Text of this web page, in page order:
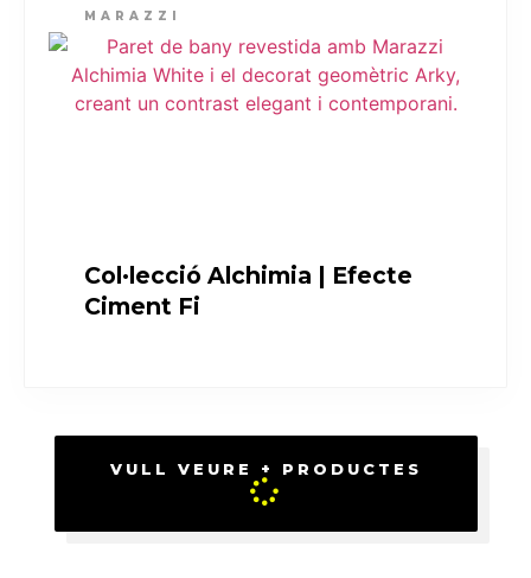
MARAZZI
Col·lecció Alchimia | Efecte
Ciment Fi
VULL VEURE + PRODUCTES